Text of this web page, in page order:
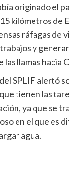
originado el
kilómetros de
ráfagas de
y
las llamas hacia
SPLIF alertó
tienen las
ya que se
en el que es
agua.